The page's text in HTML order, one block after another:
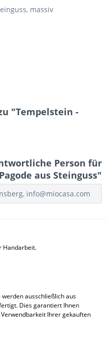
massiv
"Tempelstein -
Person für
aus Steinguss"
info@miocasa.com
Handarbeit.
ausschließlich aus
Dies garantiert Ihnen
Ihrer gekauften